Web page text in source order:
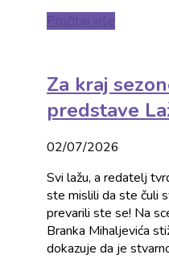
Pročitaj više
Za kraj
predstave
02/07/2026
Svi lažu, a redatelj
ste mislili da ste čuli
prevarili ste se! Na
Branka Mihaljevića
dokazuje da je